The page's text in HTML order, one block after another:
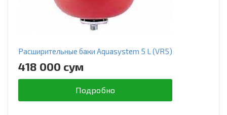
Расширительные баки Aquasystem 5 L (VR5)
418 000 сум
Подробно